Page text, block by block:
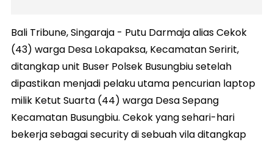
Bali Tribune, Singaraja - Putu Darmaja alias Cekok
(43) warga Desa Lokapaksa, Kecamatan Seririt,
ditangkap unit Buser Polsek Busungbiu setelah
dipastikan menjadi pelaku utama pencurian laptop
milik Ketut Suarta (44) warga Desa Sepang
Kecamatan Busungbiu. Cekok yang sehari-hari
bekerja sebagai security di sebuah vila ditangkap